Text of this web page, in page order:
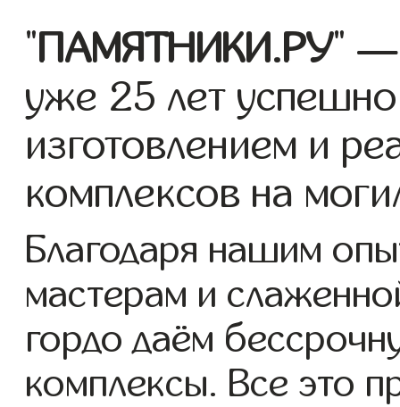
"ПАМЯТНИКИ.РУ" —
уже 25 лет
изготовлением и
комплексов на
Благодаря нашим
мастерам и
гордо даём
комплексы. Все это